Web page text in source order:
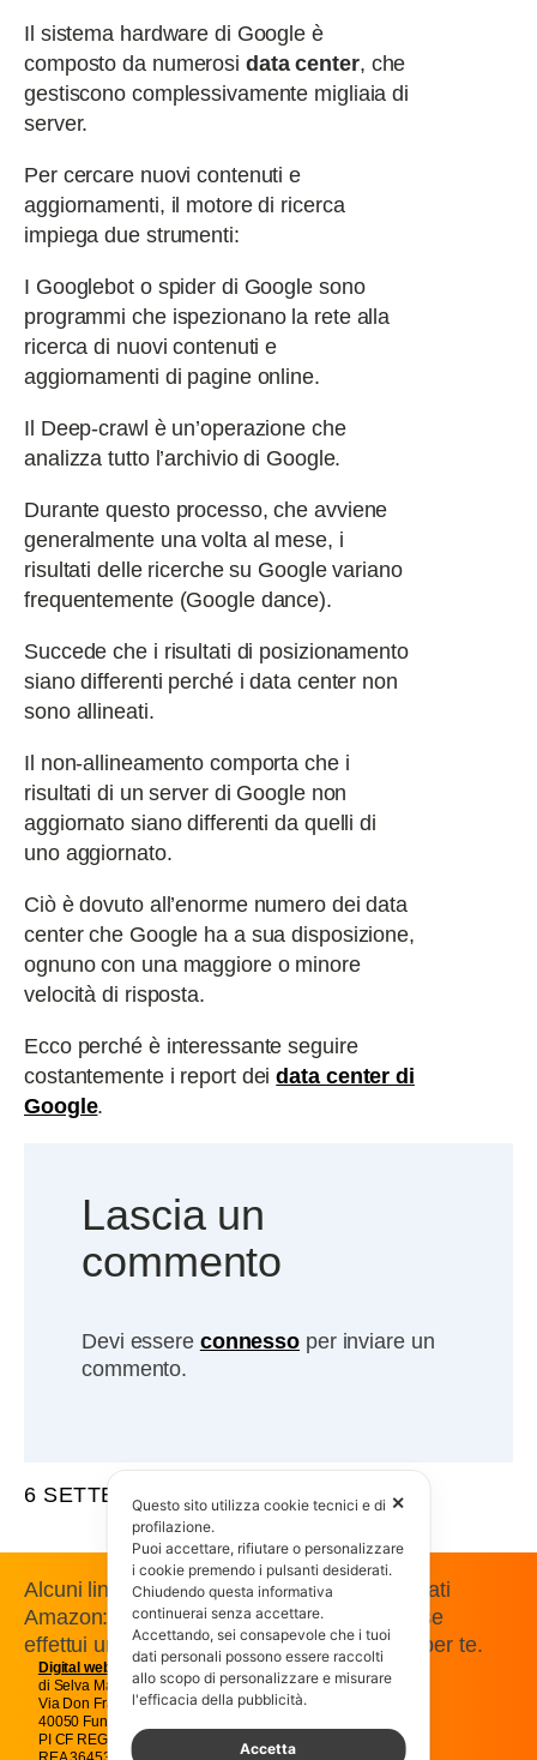
Il sistema hardware di Google è
composto da numerosi data center, che
gestiscono complessivamente migliaia di
server.
Per cercare nuovi contenuti e
aggiornamenti, il motore di ricerca
impiega due strumenti:
I Googlebot o spider di Google sono
programmi che ispezionano la rete alla
ricerca di nuovi contenuti e
aggiornamenti di pagine online.
Il Deep-crawl è un’operazione che
analizza tutto l’archivio di Google.
Durante questo processo, che avviene
generalmente una volta al mese, i
risultati delle ricerche su Google variano
frequentemente (Google dance).
Succede che i risultati di posizionamento
siano differenti perché i data center non
sono allineati.
Il non-allineamento comporta che i
risultati di un server di Google non
aggiornato siano differenti da quelli di
uno aggiornato.
Ciò è dovuto all’enorme numero dei data
center che Google ha a sua disposizione,
ognuno con una maggiore o minore
velocità di risposta.
Ecco perché è interessante seguire
costantemente i report deidata center di
Google.
Lascia un
commento
Devi essere connesso per inviare un
commento.
6 SETTEMBRE 2009
Alcuni link presenti in questo sito sono affiliati
Amazon: guadagniamo una commissione se
effettui un acquisto, senza costi aggiuntivi per te.
Digital web
Magic snc
di Selva Massimo e C.
Via Don Francesco Pasti 22
40050 Funo Argelato Bologna
PI CF REG IMP BO01707541205
✕
Questo sito utilizza cookie tecnici e di
profilazione.
Puoi accettare, rifiutare o personalizzare
i cookie premendo i pulsanti desiderati.
Chiudendo questa informativa
continuerai senza accettare.
Accettando, sei consapevole che i tuoi
dati personali possono essere raccolti
allo scopo di personalizzare e misurare
l'efficacia della pubblicità.
Accetta